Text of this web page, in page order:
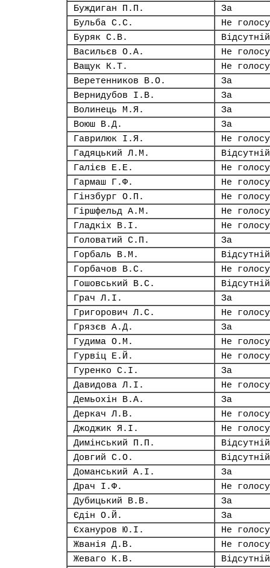
Буждиган П.П.
За
Бульба С.С.
Не
Буряк С.В.
Відсутній
Васильєв О.А.
Не
Ващук К.Т.
Не
Веретенников В.О.
За
Вернидубов І.В.
За
Волинець М.Я.
За
Воюш В.Д.
За
Гаврилюк І.Я.
Не
Гадяцький Л.М.
Відсутній
Галієв Е.Е.
Не
Гармаш Г.Ф.
Не
Гінзбург О.П.
Не
Гіршфельд А.М.
Не
Гладкіх В.І.
Не
Головатий С.П.
За
Горбаль В.М.
Відсутній
Горбачов В.С.
Не
Гошовський В.С.
Відсутній
Грач Л.І.
За
Григорович Л.С.
Не
Грязєв А.Д.
За
Гудима О.М.
Не
Гурвіц Е.Й.
Не
Гуренко С.І.
За
Давидова Л.І.
Не
Демьохін В.А.
За
Деркач Л.В.
Не
Джоджик Я.І.
Не
Димінський П.П.
Відсутній
Довгий С.О.
Відсутній
Доманський А.І.
За
Драч І.Ф.
Не
Дубицький В.В.
За
Єдін О.Й.
За
Єхануров Ю.І.
Не
Жванія Д.В.
Не
Жеваго К.В.
Відсутній